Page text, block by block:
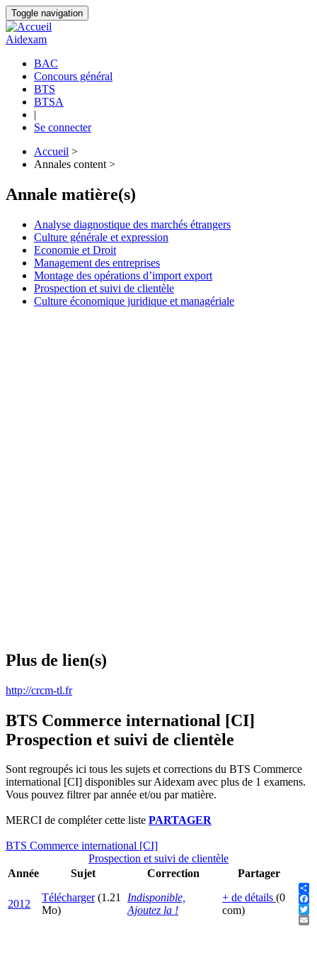
Aller
au
contenu
Toggle navigation
Aidexam
Navigation
principale
BAC
Concours général
BTS
BTSA
|
Se connecter
Fil
d'Ariane
Accueil >
Annales content >
Annale matière(s)
Analyse diagnostique des marchés étrangers
Culture générale et expression
Economie et Droit
Management des entreprises
Montage des opérations d’import export
Prospection et suivi de clientèle
Culture économique juridique et managériale
Plus de lien(s)
http://crcm-tl.fr
BTS Commerce international [CI]
Prospection et suivi de clientèle
Sont regroupés ici tous les sujets et corrections du BTS Commerce
international [CI] disponibles sur Aidexam avec plus de 1 examens.
Vous pouvez filtrer par année et/ou par matière.
MERCI de compléter cette liste PARTAGER
BTS Commerce international [CI]
Prospection et suivi de clientèle
Année
Sujet Correction Partager
2012
Télécharger (1.21
Mo)
Indisponible,
Ajoutez la !
+ de détails (0
com)